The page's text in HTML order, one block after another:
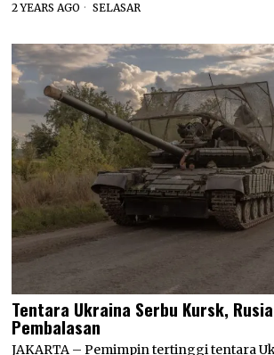
2 YEARS AGO SELASAR
Tentara Ukraina Serbu Kursk,
Pembalasan
JAKARTA – Pemimpin tertinggi tentara